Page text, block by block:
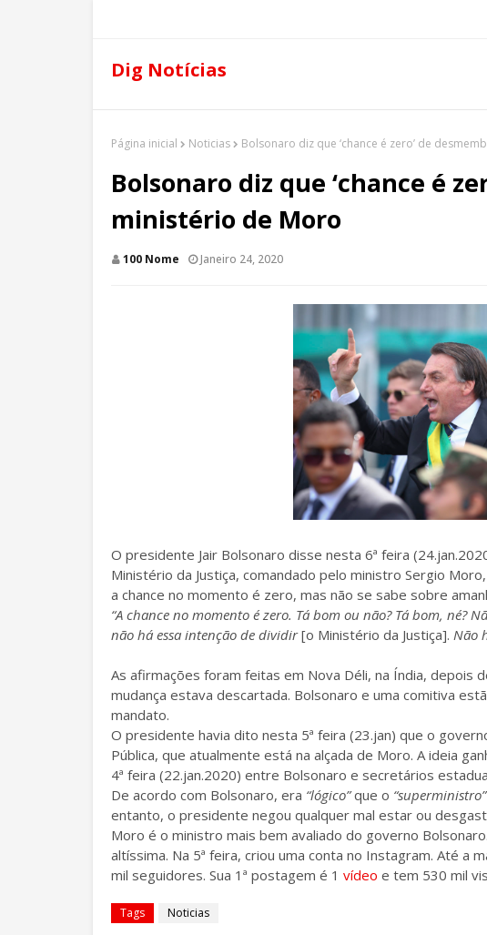
Dig Notícias
Página inicial Noticias Bolsonaro diz que ‘chance é zero’ de
Bolsonaro diz que ‘chance é
ministério de Moro
100 Nome Janeiro 24, 2020
O presidente Jair Bolsonaro disse nesta 6ª feira
Ministério da Justiça, comandado pelo ministro Sergio
a chance no momento é zero, mas não se sabe sobre
“A chance no momento é zero. Tá bom ou não? Tá bom, né?
não há essa intenção de dividir[o Ministério da Justiça]. Não
As afirmações foram feitas em Nova Déli, na Índia, depois
mudança estava descartada. Bolsonaro e uma comitiva
mandato.
O presidente havia dito nesta 5ª feira (23.jan) que o
Pública, que atualmente está na alçada de Moro. A ideia
4ª feira (22.jan.2020) entre Bolsonaro e secretários
De acordo com Bolsonaro, era “lógico”que o “superministro”
entanto, o presidente negou qualquer mal estar ou
Moro é o ministro mais bem avaliado do governo
altíssima. Na 5ª feira, criou uma conta no Instagram. Até a
mil seguidores. Sua 1ª postagem é 1 vídeo e tem 530 mil
Tags Noticias